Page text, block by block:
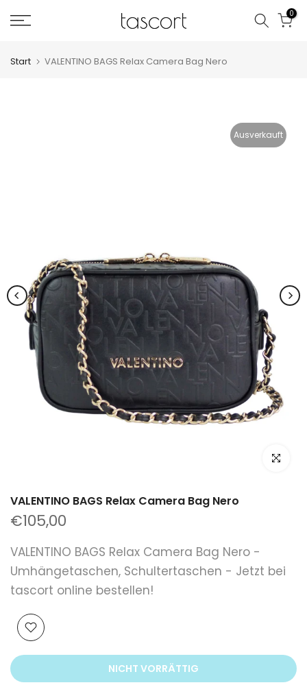
Zum
springen
0
Start VALENTINO BAGS Relax Camera Bag Nero
Ausverkauft
klicken
VALENTINO BAGS Relax Camera Bag Nero
€105,00
VALENTINO BAGS Relax Camera Bag Nero -
Umhängetaschen, Schultertaschen - Jetzt bei
tascort online bestellen!
NICHT VORRÄTTIG